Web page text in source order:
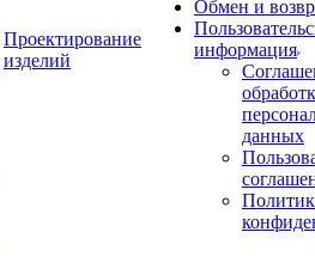
Проектирование
изделий
Обмен и
информация
данных